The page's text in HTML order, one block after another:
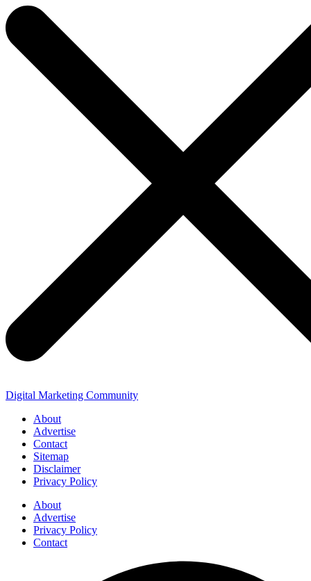
Digital Marketing Community
About
Advertise
Contact
Sitemap
Disclaimer
Privacy Policy
About
Advertise
Privacy Policy
Contact